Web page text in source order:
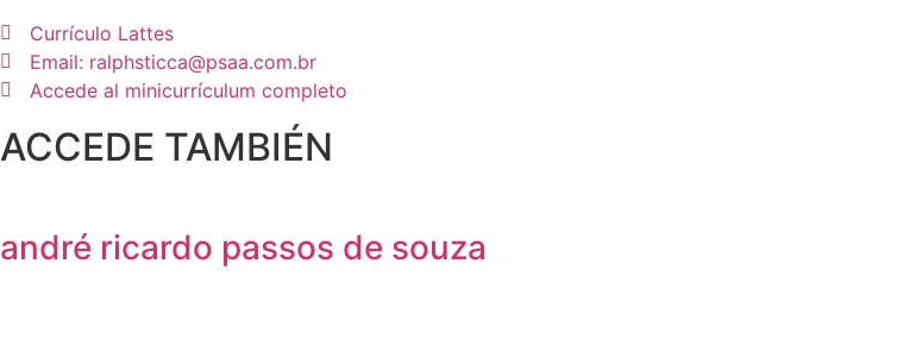
Currículo Lattes
Email: ralphsticca@psaa.com.br
Accede al minicurrículum completo
ACCEDE TAMBIÉN
andré ricardo passos de souza